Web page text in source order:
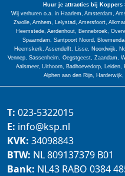
Huur je attracties bij Koppers
Wij verhuren o.a. in Haarlem, Amsterdam,
Zwolle, Arnhem, Lelystad, Amersfoort,
Heemstede, Aerdenhout, Bennebroek,
Spaarndam, Santpoort Noord,
Heemskerk, Assendelft, Lisse, Noordwijk,
Vennep, Sassenheim, Oegstgeest, Zaandam,
Aalsmeer, Uithoorn, Badhoevedorp,
Alphen aan den Rijn,
T: 023-5322015
E: info@ksp.nl
KVK: 34098843
BTW: NL 809137379 B01
Bank: NL43 RABO 0384